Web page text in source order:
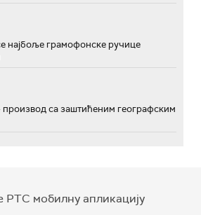
најбоље грамофонске ручице
са заштићеним географским
РТС мобилну апликацију